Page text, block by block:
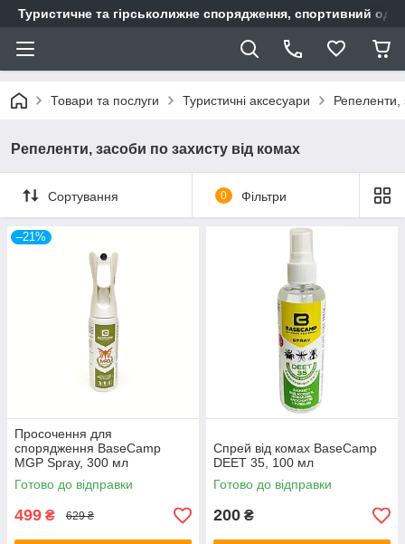
Туристичне та гірськолижне спорядження, спортивний
Товари та послуги Туристичні аксесуари Репеленти,
Репеленти, засоби по захисту від комах
Сортування 0 Фільтри
–21%
Просочення для
спорядження BaseCamp
MGP Spray, 300 мл
Готово до відправки
499 ₴ 629 ₴
Спрей від комах BaseCamp
DEET 35, 100 мл
Готово до відправки
200 ₴